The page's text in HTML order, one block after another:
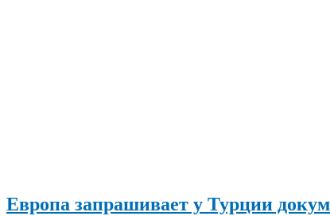
Европа запрашивает у Турции